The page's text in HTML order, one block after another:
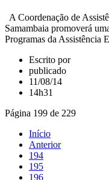
A Coordenação de
Samambaia promoverá
Programas da Assistência
Escrito por
publicado
11/08/14
14h31
Página 199 de 229
Início
Anterior
194
195
196